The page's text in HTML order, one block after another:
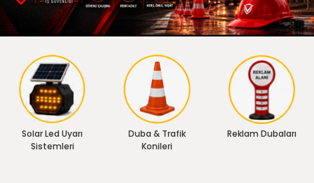
Solar Led Uyarı
Sistemleri
Duba & Trafik
Konileri
Reklam Dubaları